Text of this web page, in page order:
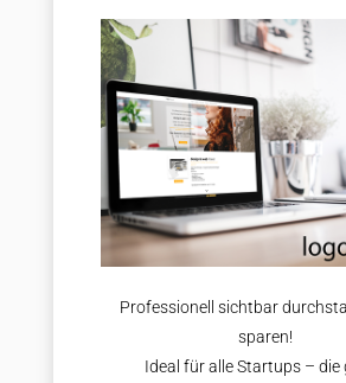
Professionell sichtbar
sparen!
Ideal für alle Startups – die